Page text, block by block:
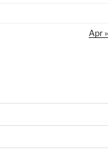
Apr »